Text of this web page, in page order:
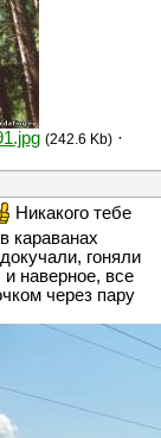
(242.6 Kb) ·
Никакого тебе
караванах
гоняли
наверное, все
через пару